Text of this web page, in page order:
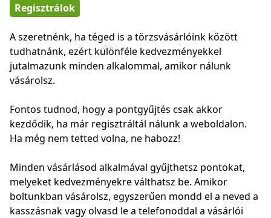
Regisztrálok
A szeretnénk, ha téged is a törzsvásárlóink között
tudhatnánk, ezért különféle kedvezményekkel
jutalmazunk minden alkalommal, amikor nálunk
vásárolsz.
Fontos tudnod, hogy a pontgyűjtés csak akkor
kezdődik, ha már regisztráltál nálunk a weboldalon.
Ha még nem tetted volna, ne habozz!
Minden vásárlásod alkalmával gyűjthetsz pontokat,
melyeket kedvezményekre válthatsz be. Amikor
boltunkban vásárolsz, egyszerűen mondd el a neved a
kasszásnak vagy olvasd le a telefonoddal a vásárlói